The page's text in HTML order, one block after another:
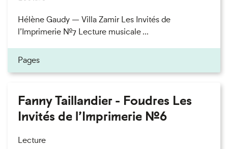
Hélène Gaudy — Villa Zamir Les Invités de
l’Imprimerie n°7 Lecture musicale ...
Pages
Fanny Taillandier - Foudres Les
Invités de l’Imprimerie n°6
Lecture